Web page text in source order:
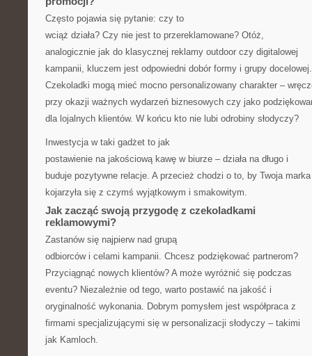
Często pojawia się pytanie: czy to
wciąż działa? Czy nie jest to przereklamowane? Otóż,
analogicznie jak do klasycznej reklamy outdoor czy digitalowej
kampanii, kluczem jest odpowiedni dobór formy i grupy docelowej.
Czekoladki mogą mieć mocno personalizowany charakter –
przy okazji ważnych wydarzeń biznesowych czy jako
dla lojalnych klientów. W końcu kto nie lubi odrobiny słodyczy?
Inwestycja w taki gadżet to jak
postawienie na jakościową kawę w biurze – działa na długo i
buduje pozytywne relacje. A przecież chodzi o to, by Twoja marka
kojarzyła się z czymś wyjątkowym i smakowitym.
Jak zacząć swoją przygodę z czekoladkami
reklamowymi?
Zastanów się najpierw nad grupą
odbiorców i celami kampanii. Chcesz podziękować partnerom?
Przyciągnąć nowych klientów? A może wyróżnić się podczas
eventu? Niezależnie od tego, warto postawić na jakość i
oryginalność wykonania. Dobrym pomysłem jest współpraca z
firmami specjalizującymi się w personalizacji słodyczy – takimi
jak Kamloch.